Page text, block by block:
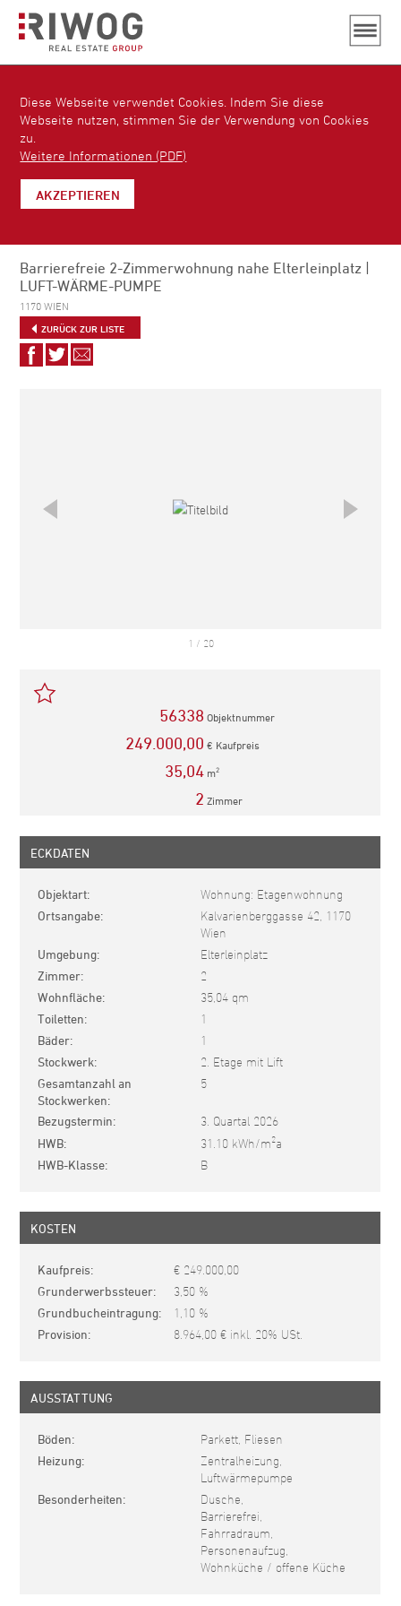
Diese Webseite verwendet Cookies. Indem Sie diese
Webseite nutzen, stimmen Sie der Verwendung von Cookies
zu.
Weitere Informationen (PDF)
AKZEPTIEREN
Barrierefreie 2-Zimmerwohnung nahe Elterleinplatz |
LUFT-WÄRME-PUMPE
1170 WIEN
ZURÜCK ZUR LISTE
Auf
Facebook
Auf
Twitter
Via
E-
1 / 20
56338 Objektnummer
249.000,00 € Kaufpreis
35,04 m2
2 Zimmer
ECKDATEN
Objektart Wohnung: Etagenwohnung
Ortsangabe
Kalvarienberggasse 42, 1170
Wien
Umgebung Elterleinplatz
Zimmer 2
Wohnfläche 35,04 qm
Toiletten 1
Bäder 1
Stockwerk 2. Etage mit Lift
Gesamtanzahl an
Stockwerken
5
Bezugstermin 3. Quartal 2026
HWB 31.10 kWh/m2a
HWB-Klasse B
KOSTEN
Kaufpreis € 249.000,00
Grunderwerbssteuer 3,50 %
Grundbucheintragung 1,10 %
Provision 8.964,00 € inkl. 20% USt.
AUSSTATTUNG
Böden Parkett, Fliesen
Heizung
Zentralheizung,
Luftwärmepumpe
Besonderheiten
Dusche,
Barrierefrei,
Fahrradraum,
Personenaufzug,
Wohnküche / offene Küche